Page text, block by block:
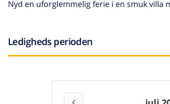
Nyd en uforglemmelig ferie i en smuk
Ledigheds perioden